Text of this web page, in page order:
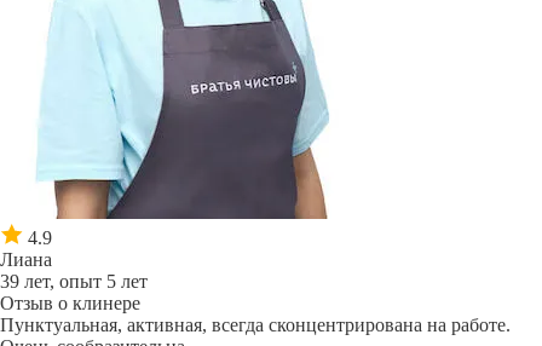
4.9
Лиана
39 лет, опыт 5 лет
Отзыв о клинере
Пунктуальная, активная, всегда сконцентрирована на работе.